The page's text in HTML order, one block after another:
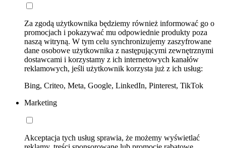
Za zgodą użytkownika będziemy również informować go o
promocjach i pokazywać mu odpowiednie produkty poza
naszą witryną. W tym celu synchronizujemy zaszyfrowane
dane osobowe użytkownika z następującymi zewnętrznymi
dostawcami i korzystamy z ich internetowych kanałów
reklamowych, jeśli użytkownik korzysta już z ich usług:
Bing, Criteo, Meta, Google, LinkedIn, Pinterest, TikTok
Marketing
Akceptacja tych usług sprawia, że możemy wyświetlać